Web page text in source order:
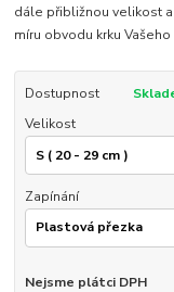
dále přibližnou velikost
míru obvodu krku Vašeho
Dostupnost
Velikost
Zapínání
Nejsme plátci DPH